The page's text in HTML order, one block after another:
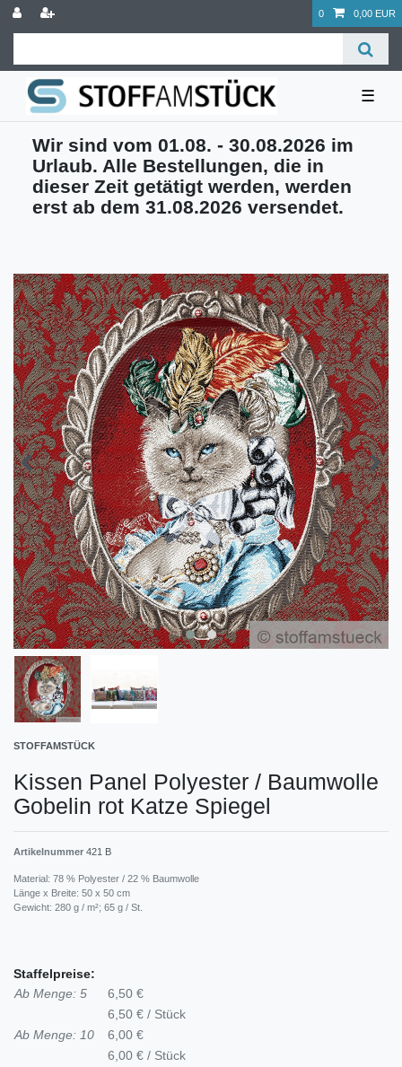
0 0,00 EUR
☰
Wir sind vom 01.08. - 30.08.2026 im
Urlaub. Alle Bestellungen, die in
dieser Zeit getätigt werden, werden
erst ab dem 31.08.2026 versendet.
STOFFAMSTÜCK
Kissen Panel Polyester / Baumwolle
Gobelin rot Katze Spiegel
Artikelnummer 421 B
Material: 78 % Polyester / 22 % Baumwolle
Länge x Breite: 50 x 50 cm
Gewicht: 280 g / m²; 65 g / St.
Staffelpreise:
Ab Menge: 5
6,50 €
6,50 € / Stück
Ab Menge: 10
6,00 €
6,00 € / Stück